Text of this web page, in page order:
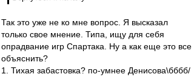
Так это уже не ко мне вопрос. Я высказал
только свое мнение. Типа, ищу для себя
опрадвание игр Спартака. Ну а как еще это все
объяснить?
1. Тихая забастовка? по-умнее Денисова\бббб/